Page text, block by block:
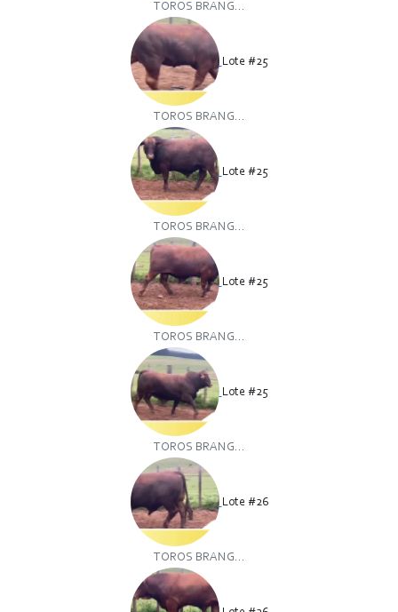
TOROS BRANG...
Lote #25
TOROS BRANG...
Lote #25
TOROS BRANG...
Lote #25
TOROS BRANG...
Lote #25
TOROS BRANG...
Lote #26
TOROS BRANG...